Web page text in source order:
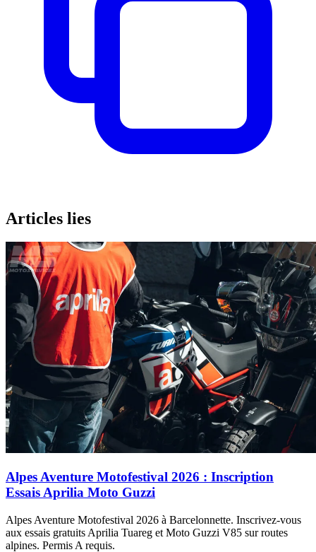
Articles lies
Alpes Aventure Motofestival 2026 : Inscription
Essais Aprilia Moto Guzzi
Alpes Aventure Motofestival 2026 à Barcelonnette. Inscrivez-vous
aux essais gratuits Aprilia Tuareg et Moto Guzzi V85 sur routes
alpines. Permis A requis.